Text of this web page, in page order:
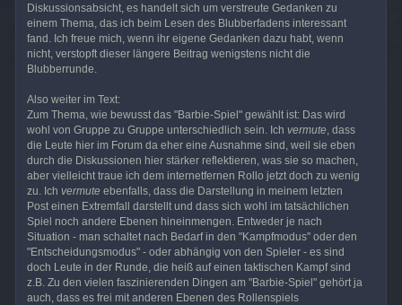
Diskussionsabsicht, es handelt sich um verstreute Gedanken zu
einem Thema, das ich beim Lesen des Blubberfadens interessant
fand. Ich freue mich, wenn ihr eigene Gedanken dazu habt, wenn
nicht, verstopft dieser längere Beitrag wenigstens nicht die
Blubberrunde.
Also weiter im Text:
Zum Thema, wie bewusst das "Barbie-Spiel" gewählt ist: Das wird
wohl von Gruppe zu Gruppe unterschiedlich sein. Ich vermute, dass
die Leute hier im Forum da eher eine Ausnahme sind, weil sie eben
durch die Diskussionen hier stärker reflektieren, was sie so machen,
aber vielleicht traue ich dem internetfernen Rollo jetzt doch zu wenig
zu. Ich vermuteebenfalls, dass die Darstellung in meinem letzten
Post einen Extremfall darstellt und dass sich wohl im tatsächlichen
Spiel noch andere Ebenen hineinmengen. Entweder je nach
Situation - man schaltet nach Bedarf in den "Kampfmodus" oder den
"Entscheidungsmodus" - oder abhängig von den Spieler - es sind
doch Leute in der Runde, die heiß auf einen taktischen Kampf sind
z.B. Zu den vielen faszinierenden Dingen am "Barbie-Spiel" gehört ja
auch, dass es frei mit anderen Ebenen des Rollenspiels